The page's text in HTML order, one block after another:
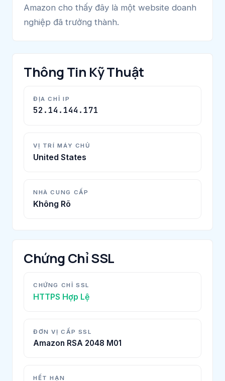
Amazon cho thấy đây là một website doanh
nghiệp đã trưởng thành.
Thông Tin Kỹ Thuật
ĐỊA CHỈ IP
52.14.144.171
VỊ TRÍ MÁY CHỦ
United States
NHÀ CUNG CẤP
Không Rõ
Chứng Chỉ SSL
CHỨNG CHỈ SSL
HTTPS Hợp Lệ
ĐƠN VỊ CẤP SSL
Amazon RSA 2048 M01
HẾT HẠN